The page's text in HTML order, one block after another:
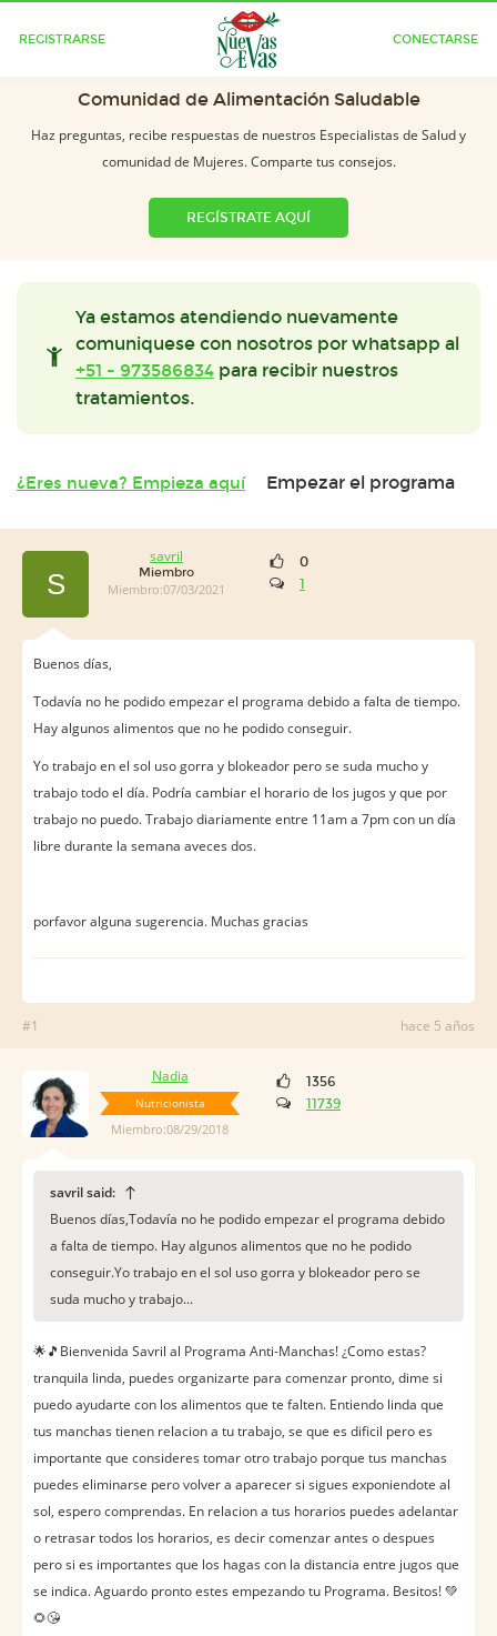
REGISTRARSE CONECTARSE
Comunidad de Alimentación Saludable
Haz preguntas, recibe respuestas de nuestros Especialistas de Salud y
comunidad de Mujeres. Comparte tus consejos.
REGÍSTRATE AQUÍ
Ya estamos atendiendo nuevamente
comuniquese con nosotros por whatsapp al
+51 - 973586834 para recibir nuestros
tratamientos.
¿Eres nueva? Empieza aquí Empezar el programa
S
savril
Miembro
Miembro:07/03/2021
0
1
Buenos días,
Todavía no he podido empezar el programa debido a falta de tiempo.
Hay algunos alimentos que no he podido conseguir.
Yo trabajo en el sol uso gorra y blokeador pero se suda mucho y
trabajo todo el día. Podría cambiar el horario de los jugos y que por
trabajo no puedo. Trabajo diariamente entre 11am a 7pm con un día
libre durante la semana aveces dos.
porfavor alguna sugerencia. Muchas gracias
#1 hace 5 años
Nadia
Nutricionista
Miembro:08/29/2018
1356
11739
savril said:
Buenos días,Todavía no he podido empezar el programa debido
a falta de tiempo. Hay algunos alimentos que no he podido
conseguir.Yo trabajo en el sol uso gorra y blokeador pero se
suda mucho y trabajo...
🌟🎵Bienvenida Savril al Programa Anti-Manchas! ¿Como estas?
tranquila linda, puedes organizarte para comenzar pronto, dime si
puedo ayudarte con los alimentos que te falten. Entiendo linda que
tus manchas tienen relacion a tu trabajo, se que es dificil pero es
importante que consideres tomar otro trabajo porque tus manchas
puedes eliminarse pero volver a aparecer si sigues exponiendote al
sol, espero comprendas. En relacion a tus horarios puedes adelantar
o retrasar todos los horarios, es decir comenzar antes o despues
pero si es importantes que los hagas con la distancia entre jugos que
se indica. Aguardo pronto estes empezando tu Programa. Besitos! 💚
🌻😘